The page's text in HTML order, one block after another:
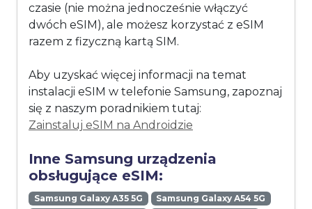
czasie (nie można jednocześnie włączyć
dwóch eSIM), ale możesz korzystać z eSIM
razem z fizyczną kartą SIM.
Aby uzyskać więcej informacji na temat
instalacji eSIM w telefonie Samsung, zapoznaj
się z naszym poradnikiem tutaj:
Zainstaluj eSIM na Androidzie
Inne Samsung urządzenia
obsługujące eSIM:
Samsung Galaxy A35 5G
Samsung Galaxy A54 5G